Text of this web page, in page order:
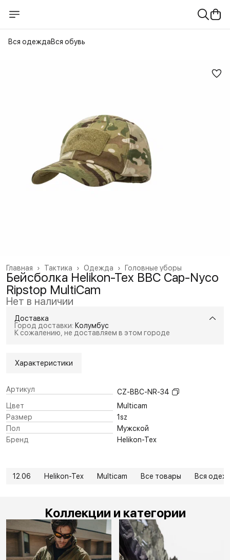
Вся одеждаВся обувь
Головные уборы
Одежда ›
Тактика ›
Главная ›
Бейсболка Helikon-Tex BBC Cap-Nyco
Ripstop MultiCam
Нет в наличии
Доставка
Город доставки: Колумбус
К сожалению, не доставляем в этом городе
Характеристики
Артикул
CZ-BBC-NR-34
Цвет
Multicam
Размер
1sz
Пол
Мужской
Бренд
Helikon-Tex
12.06 Helikon-Tex Multicam Все товары Вся
Коллекции и категории